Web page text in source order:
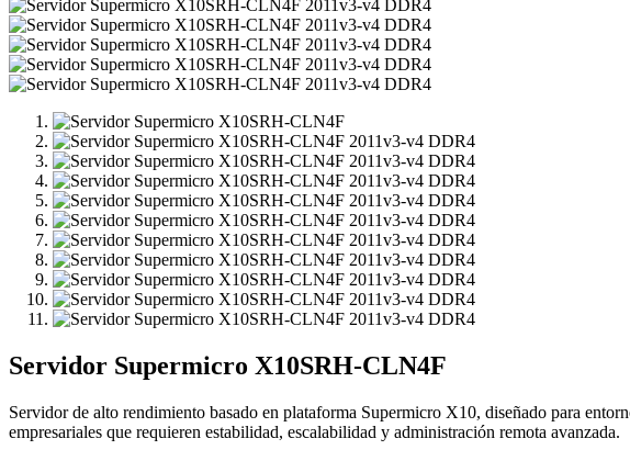
Servidor Supermicro X10SRH-CLN4F
Servidor de alto rendimiento basado en plataforma Supermicro X10, diseñado para
empresariales que requieren estabilidad, escalabilidad y administración remota avanzada.